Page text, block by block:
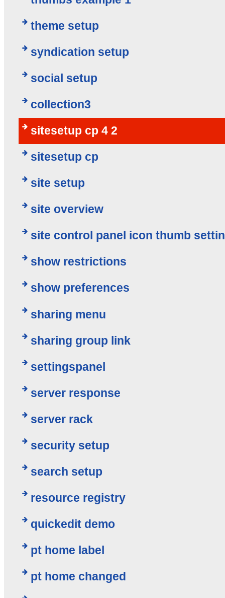
theme setup
syndication setup
social setup
collection3
sitesetup cp 4 2
sitesetup cp
site setup
site overview
site control panel icon thumb
show restrictions
show preferences
sharing menu
sharing group link
settingspanel
server response
server rack
security setup
search setup
resource registry
quickedit demo
pt home label
pt home changed